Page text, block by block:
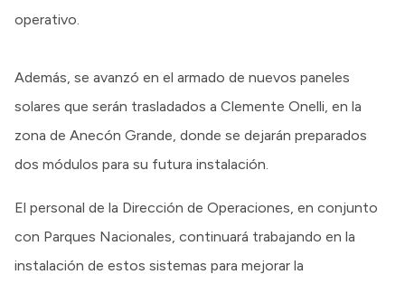
operativo.
Además, se avanzó en el armado de nuevos paneles
solares que serán trasladados a Clemente Onelli, en la
zona de Anecón Grande, donde se dejarán preparados
dos módulos para su futura instalación.
El personal de la Dirección de Operaciones, en conjunto
con Parques Nacionales, continuará trabajando en la
instalación de estos sistemas para mejorar la